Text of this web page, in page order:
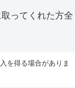
ってくれた方全
を得る場合がありま